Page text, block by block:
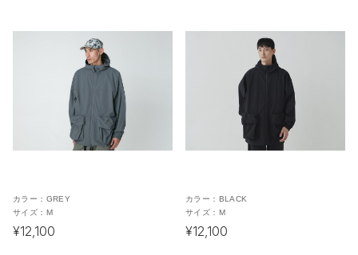
カラー： GREY
サイズ： M
¥12,100
カラー： BLACK
サイズ： M
¥12,100